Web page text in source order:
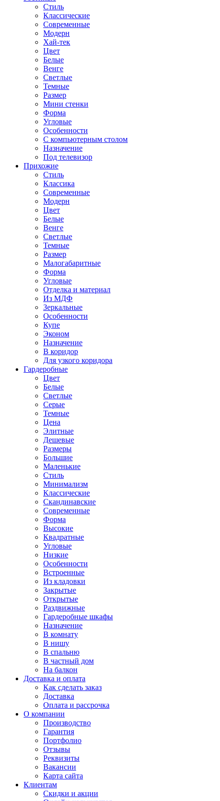
Стиль
Классические
Современные
Модерн
Хай-тек
Цвет
Белые
Венге
Светлые
Темные
Размер
Мини стенки
Форма
Угловые
Особенности
С компьютерным столом
Назначение
Под телевизор
Прихожие
Стиль
Классика
Современные
Модерн
Цвет
Белые
Венге
Светлые
Темные
Размер
Малогабаритные
Форма
Угловые
Отделка и материал
Из МДФ
Зеркальные
Особенности
Купе
Эконом
Назначение
В коридор
Для узкого коридора
Гардеробные
Цвет
Белые
Светлые
Серые
Темные
Цена
Элитные
Дешевые
Размеры
Большие
Маленькие
Стиль
Минимализм
Классические
Скандинавские
Современные
Форма
Высокие
Квадратные
Угловые
Низкие
Особенности
Встроенные
Из кладовки
Закрытые
Открытые
Раздвижные
Гардеробные шкафы
Назначение
В комнату
В нишу
В спальню
В частный дом
На балкон
Доставка и оплата
Как сделать заказ
Доставка
Оплата и рассрочка
О компании
Производство
Гарантия
Портфолио
Отзывы
Реквизиты
Вакансии
Карта сайта
Клиентам
Скидки и акции